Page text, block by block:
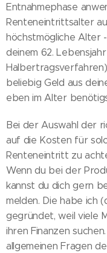
Entnahmephase
Renteneintrittsalter
höchstmögliche Alter
deinem 62.
beliebig Geld aus
eben im Alter
Bei der Auswahl der
auf die Kosten für
Renteneintritt zu
Wenn du bei der
kannst du dich gern
melden. Die habe ich
gegründet, weil viele
ihren Finanzen
allgemeinen Fragen